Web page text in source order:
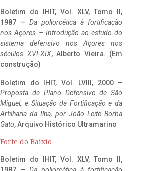
Boletim do IHIT, Vol. XLV, Tomo II,
1987 – Da poliorcética à fortificação
nos Açores – Introdução ao estudo do
sistema defensivo nos Açores nos
séculos XVI-XIX, Alberto Vieira. (Em
construção)
Boletim do IHIT, Vol. LVIII, 2000 –
Proposta de Plano Defensivo de São
Miguel, e Situação da Fortificação e da
Artilharia da Ilha, por João Leite Borba
Gato, Arquivo Histórico Ultramarino
Forte do Baixio
Boletim do IHIT, Vol. XLV, Tomo II,
1987 – Da poliorcética à fortificação